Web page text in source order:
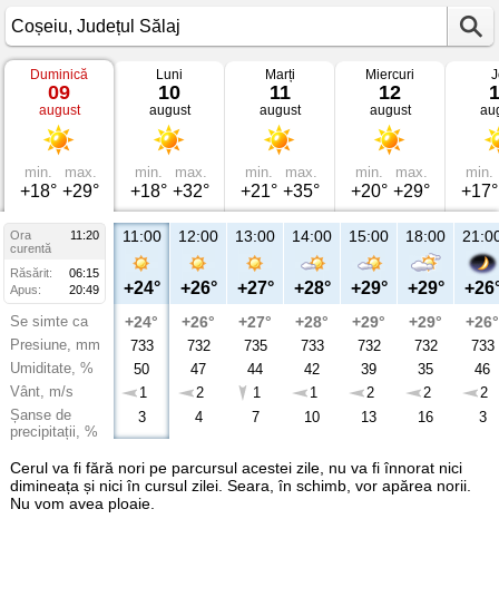
Vremea
Coșeiu
Județul
Sălaj
Duminică
09
august
min.
+18°
max.
+29°
Luni
10
august
min.
+18°
max.
+32°
Marți
11
august
min.
+21°
max.
+35°
Miercuri
12
august
min.
+20°
max.
+29°
min.
+17°
Ora
11:20
curentă
Răsărit:
06:15
Apus:
20:49
Se simte ca
Presiune, mm
Umiditate, %
Vânt, m/s
Șanse de
precipitații, %
11:00
+24°
+24°
733
50
1
3
12:00
+26°
+26°
732
47
2
4
13:00
+27°
+27°
735
44
1
7
14:00
+28°
+28°
733
42
1
10
15:00
+29°
+29°
732
39
2
13
18:00
+29°
+29°
732
35
2
16
+26°
733
46
2
3
Cerul va fi fără nori pe parcursul acestei zile, nu va fi înnorat nici
dimineața și nici în cursul zilei. Seara, în schimb, vor apărea norii.
Nu vom avea ploaie.